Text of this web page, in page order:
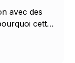
avec des
cette